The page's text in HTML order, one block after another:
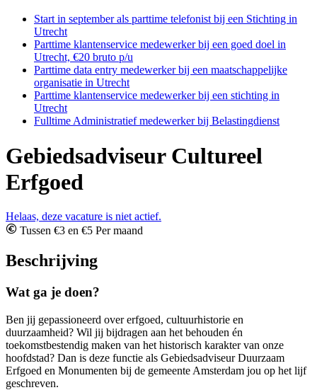
Start in september als parttime telefonist bij een Stichting in
Utrecht
Parttime klantenservice medewerker bij een goed doel in
Utrecht, €20 bruto p/u
Parttime data entry medewerker bij een maatschappelijke
organisatie in Utrecht
Parttime klantenservice medewerker bij een stichting in
Utrecht
Fulltime Administratief medewerker bij Belastingdienst
Gebiedsadviseur Cultureel
Erfgoed
Helaas, deze vacature is niet actief.
Tussen €3 en €5 Per maand
Beschrijving
Wat ga je doen?
Ben jij gepassioneerd over erfgoed, cultuurhistorie en
duurzaamheid? Wil jij bijdragen aan het behouden én
toekomstbestendig maken van het historisch karakter van onze
hoofdstad? Dan is deze functie als Gebiedsadviseur Duurzaam
Erfgoed en Monumenten bij de gemeente Amsterdam jou op het lijf
geschreven.